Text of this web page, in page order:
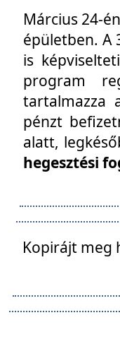
Március 24-
épületben. A
is
program
tartalmazza
pénzt
alatt,
hegesztési
Kopirájt meg